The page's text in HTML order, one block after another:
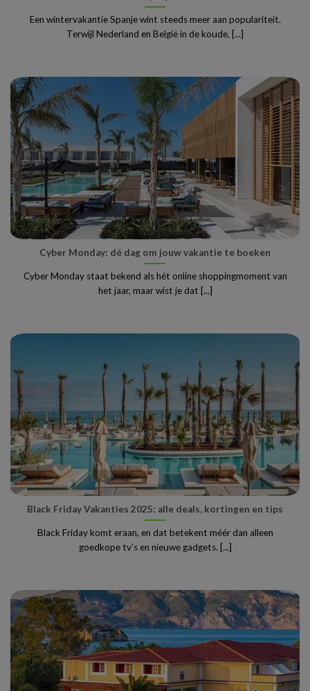
Een wintervakantie Spanje wint steeds meer aan populariteit.
Terwijl Nederland en België in de koude, [...]
Cyber Monday: dé dag om jouw vakantie te boeken
Cyber Monday staat bekend als hét online shoppingmoment van
het jaar, maar wist je dat [...]
Black Friday Vakanties 2025: alle deals, kortingen en tips
Black Friday komt eraan, en dat betekent méér dan alleen
goedkope tv’s en nieuwe gadgets. [...]